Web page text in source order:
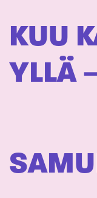
KUU
YLLÄ